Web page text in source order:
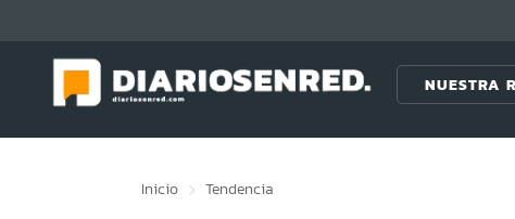
NUESTRA
Inicio Tendencia